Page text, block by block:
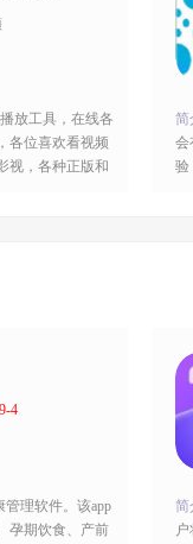
放工具，在线各
各位喜欢看视频
视，各种正版和
简
会
验
4
管理软件。该app
孕期饮食、产前
简